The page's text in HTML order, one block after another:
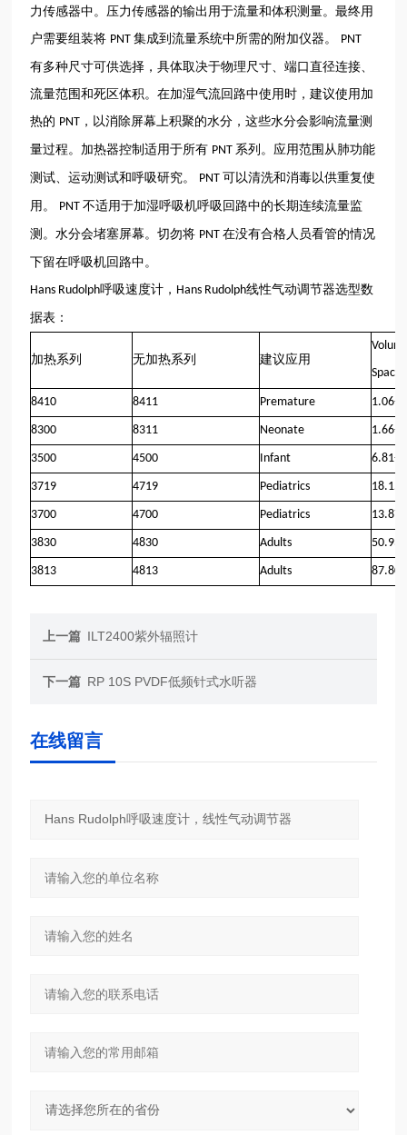
力传感器中。压力传感器的输出用于流量和体积测量。最终用
户需要组装将 PNT集成到流量系统中所需的附加仪器。 PNT
有多种尺寸可供选择，具体取决于物理尺寸、端口直径连接、
流量范围和死区体积。在加湿气流回路中使用时，建议使用加
热的 PNT ，以消除屏幕上积聚的水分，这些水分会影响流量测
量过程。加热器控制适用于所有 PNT 系列。应用范围从肺功能
测试、运动测试和呼吸研究。 PNT可以清洗和消毒以供重复使
用。 PNT不适用于加湿呼吸机呼吸回路中的长期连续流量监
测。水分会堵塞屏幕。切勿将 PNT在没有合格人员看管的情况
下留在呼吸机回路中。
Hans Rudolph呼吸速度计， Hans Rudolph线性气动调节器选型数
据表：
加热系列 无加热系列 建议应用
Space
8410 8411 Premature 1.06-
8300 8311 Neonate 1.66-
3500 4500 Infant 6.81-
3719 4719 Pediatrics 18.15
3700 4700 Pediatrics
3830 4830 Adults
3813 4813 Adults 87.80
上一篇 ILT2400紫外辐照计
下一篇 RP 10S PVDF低频针式水听器
在线留言